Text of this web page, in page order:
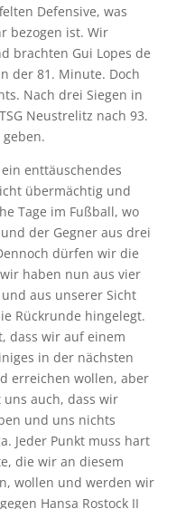
Defensive, was
bezogen ist. Wir
brachten Gui Lopes de
der 81. Minute. Doch
Nach drei Siegen in
Neustrelitz nach 93.
enttäuschendes
übermächtig und
Tage im Fußball, wo
der Gegner aus drei
dürfen wir die
haben nun aus vier
aus unserer Sicht
Rückrunde hingelegt.
dass wir auf einem
in der nächsten
erreichen wollen, aber
auch, dass wir
und uns nichts
Jeder Punkt muss hart
die wir an diesem
wollen und werden wir
Hansa Rostock II